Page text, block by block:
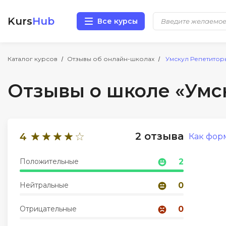
KursHub Все курсы
Каталог курсов Отзывы об онлайн-школах Умскул
Отзывы о школе
4 2 отзыва
Положительные 2
Нейтральные 0
Отрицательные 0
Как
Разработка
Маркетинг
Аналитика
Менеджмент
Иностранные языки